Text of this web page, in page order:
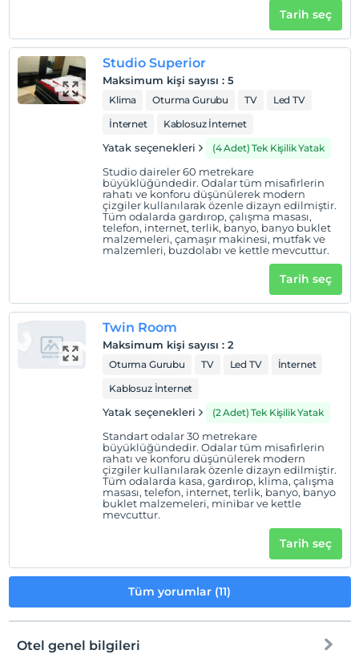
Tarih seç
Studio Superior
Maksimum kişi sayısı : 5
Klima Oturma Gurubu TV
Led TV
İnternet
Kablosuz İnternet
Yatak seçenekleri (4 Adet) Tek Kişilik Yatak
Studio daireler 60 metrekare
büyüklüğündedir. Odalar tüm misafirlerin
rahatı ve konforu düşünülerek modern
çizgiler kullanılarak özenle dizayn edilmiştir.
Tüm odalarda gardırop, çalışma masası,
telefon, internet, terlik, banyo, banyo buklet
malzemeleri, çamaşır makinesi, mutfak ve
malzemleri, buzdolabı ve kettle mevcuttur.
Tarih seç
Twin Room
Maksimum kişi sayısı : 2
Oturma Gurubu TV Led TV
İnternet
Kablosuz İnternet
Yatak seçenekleri (2 Adet) Tek Kişilik Yatak
Standart odalar 30 metrekare
büyüklüğündedir. Odalar tüm misafirlerin
rahatı ve konforu düşünülerek modern
çizgiler kullanılarak özenle dizayn edilmiştir.
Tüm odalarda kasa, gardırop, klima, çalışma
masası, telefon, internet, terlik, banyo, banyo
buklet malzemeleri, minibar ve kettle
mevcuttur.
Tarih seç
Tüm yorumlar (11)
Otel genel bilgileri